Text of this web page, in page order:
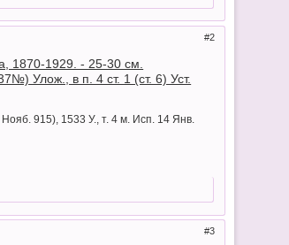
2
1870-1929. - 25-30 см.
Улож., в п. 4 ст. 1 (ст. 6) Уст.
915), 1533 У., т. 4 м. Исп. 14 Янв.
3